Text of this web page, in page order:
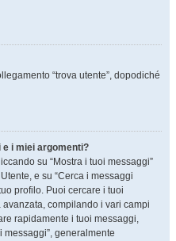
“trova utente”, dopodiché
i miei argomenti?
su “Mostra i tuoi messaggi”
e su “Cerca i messaggi
profilo. Puoi cercare i tuoi
compilando i vari campi
rapidamente i tuoi messaggi,
messaggi”, generalmente